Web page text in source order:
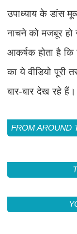
उपाध्याय के डांस
नाचने को मजबूर हो
आकर्षक होता है कि
का ये वीडियो
बार-बार देख रहे हैं।
FROM AROUND